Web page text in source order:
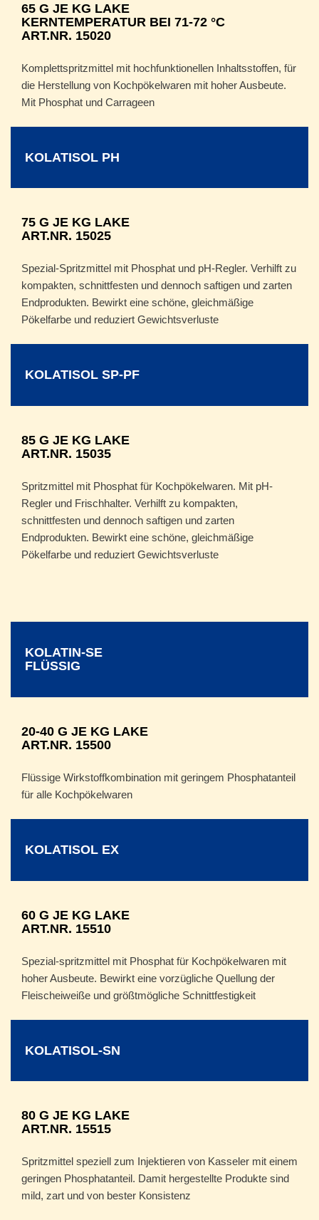
65 G JE KG LAKE
KERNTEMPERATUR BEI 71-72 °C
ART.NR. 15020
Komplettspritzmittel mit hochfunktionellen Inhaltsstoffen, für
die Herstellung von Kochpökelwaren mit hoher Ausbeute.
Mit Phosphat und Carrageen
KOLATISOL PH
75 G JE KG LAKE
ART.NR. 15025
Spezial-Spritzmittel mit Phosphat und pH-Regler. Verhilft zu
kompakten, schnittfesten und dennoch saftigen und zarten
Endprodukten. Bewirkt eine schöne, gleichmäßige
Pökelfarbe und reduziert Gewichtsverluste
KOLATISOL SP-PF
85 G JE KG LAKE
ART.NR. 15035
Spritzmittel mit Phosphat für Kochpökelwaren. Mit pH-
Regler und Frischhalter. Verhilft zu kompakten,
schnittfesten und dennoch saftigen und zarten
Endprodukten. Bewirkt eine schöne, gleichmäßige
Pökelfarbe und reduziert Gewichtsverluste
KOLATIN-SE
FLÜSSIG
20-40 G JE KG LAKE
ART.NR. 15500
Flüssige Wirkstoffkombination mit geringem Phosphatanteil
für alle Kochpökelwaren
KOLATISOL EX
60 G JE KG LAKE
ART.NR. 15510
Spezial-spritzmittel mit Phosphat für Kochpökelwaren mit
hoher Ausbeute. Bewirkt eine vorzügliche Quellung der
Fleischeiweiße und größtmögliche Schnittfestigkeit
KOLATISOL-SN
80 G JE KG LAKE
ART.NR. 15515
Spritzmittel speziell zum Injektieren von Kasseler mit einem
geringen Phosphatanteil. Damit hergestellte Produkte sind
mild, zart und von bester Konsistenz